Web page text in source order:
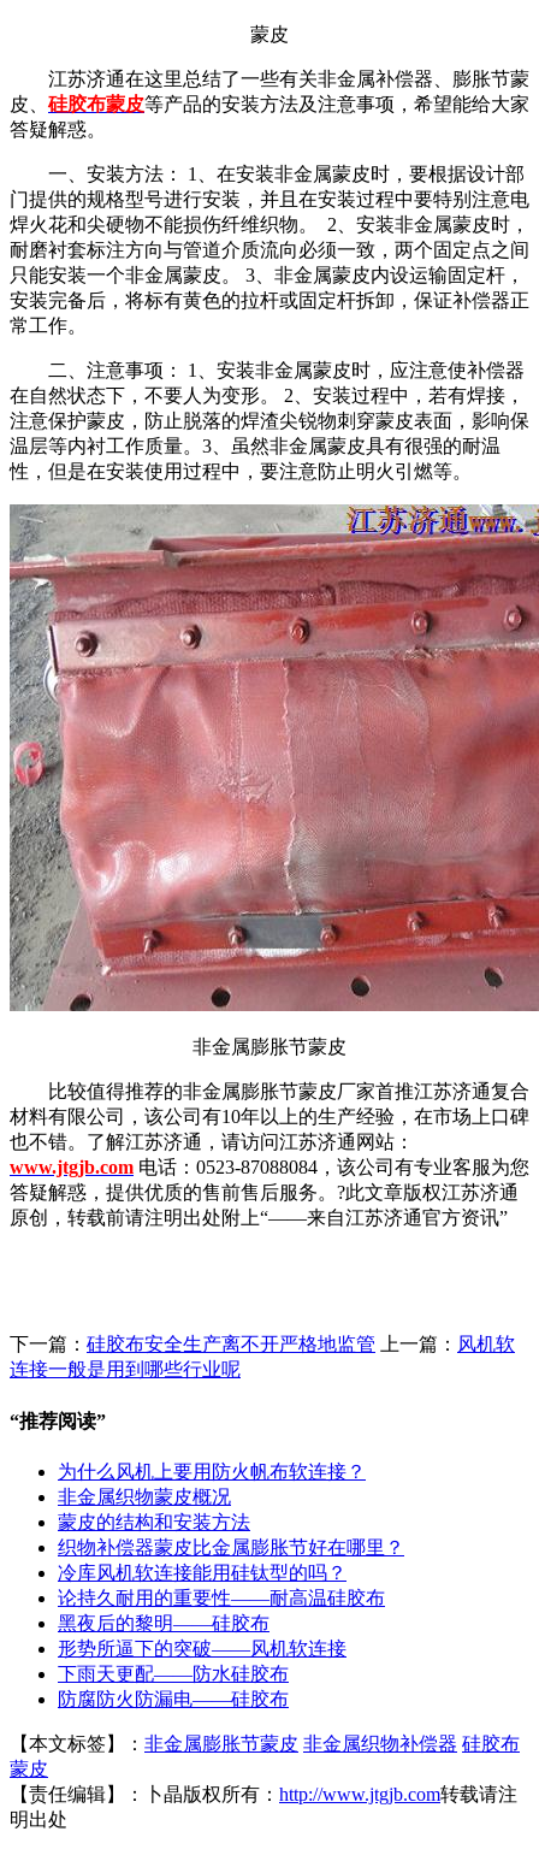
蒙皮
江苏济通在这里总结了一些有关非金属补偿器、膨胀节蒙
皮、 硅胶布蒙皮等产品的安装方法及注意事项，希望能给大家
答疑解惑。
一、安装方法： 1、在安装非金属蒙皮时，要根据设计部
门提供的规格型号进行安装，并且在安装过程中要特别注意电
焊火花和尖硬物不能损伤纤维织物。 2、安装非金属蒙皮时，
耐磨衬套标注方向与管道介质流向必须一致，两个固定点之间
只能安装一个非金属蒙皮。 3、非金属蒙皮内设运输固定杆，
安装完备后，将标有黄色的拉杆或固定杆拆卸，保证补偿器正
常工作。
二、注意事项： 1、安装非金属蒙皮时，应注意使补偿器
在自然状态下，不要人为变形。 2、安装过程中，若有焊接，
注意保护蒙皮，防止脱落的焊渣尖锐物刺穿蒙皮表面，影响保
温层等内衬工作质量。 3、虽然非金属蒙皮具有很强的耐温
性，但是在安装使用过程中，要注意防止明火引燃等。
非金属膨胀节蒙皮
比较值得推荐的非金属膨胀节蒙皮厂家首推江苏济通复合
材料有限公司，该公司有10年以上的生产经验，在市场上口碑
也不错。了解江苏济通，请访问江苏济通网站：
www.jtgjb.com 电话：0523-87088084，该公司有专业客服为您
答疑解惑，提供优质的售前售后服务。?此文章版权江苏济通
原创，转载前请注明出处附上“——来自江苏济通官方资讯”
下一篇： 硅胶布安全生产离不开严格地监管 上一篇： 风机软
连接一般是用到哪些行业呢
“推荐阅读”
为什么风机上要用防火帆布软连接？
非金属织物蒙皮概况
蒙皮的结构和安装方法
织物补偿器蒙皮比金属膨胀节好在哪里？
冷库风机软连接能用硅钛型的吗？
论持久耐用的重要性——耐高温硅胶布
黑夜后的黎明——硅胶布
形势所逼下的突破——风机软连接
下雨天更配——防水硅胶布
防腐防火防漏电——硅胶布
【本文标签】： 非金属膨胀节蒙皮 非金属织物补偿器 硅胶布
蒙皮
【责任编辑】：
卜晶版权所有： http://www.jtgjb.com转载请注
明出处